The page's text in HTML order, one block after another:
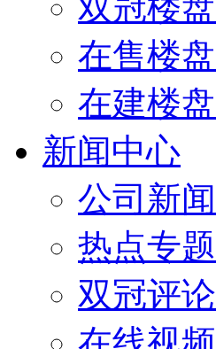
在售楼盘
在建楼盘
新闻中心
公司新闻
热点专题
双冠评论